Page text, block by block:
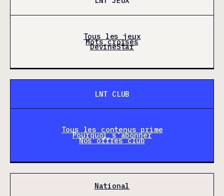
Tous les jeux
Mots croisés
DevineStar
LNT CLUB
Tous les contenus prime
Pourquoi s'abonner
Nos offres club
National